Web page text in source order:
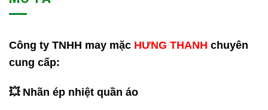
Công ty TNHH may mặc HƯNG THANH chuyên
cung cấp:
💥 Nhãn ép nhiệt quần áo